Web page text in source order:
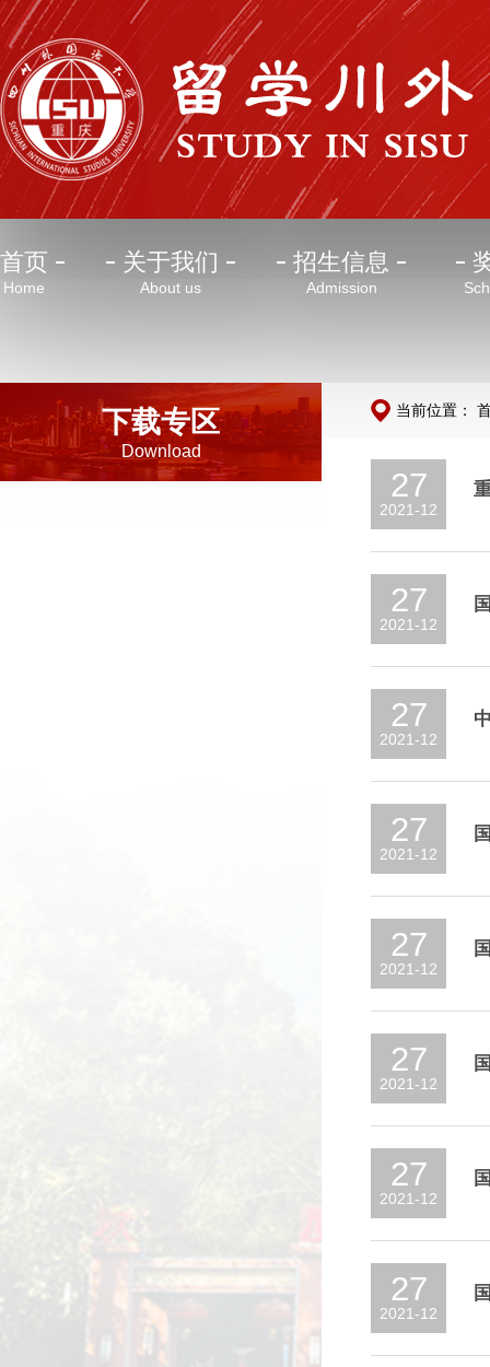
首页
Home
关于我们
About us
招生信息
Admission
下载专区
Download
当前位置：
27
2021-12
27
2021-12
27
2021-12
27
2021-12
27
2021-12
27
2021-12
27
2021-12
27
2021-12